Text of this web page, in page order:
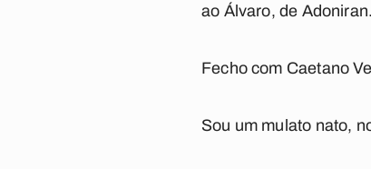
ao Álvaro, de
Fecho com Caetano
Sou um mulato nato,